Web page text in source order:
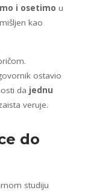
i osetimo u
kao
ostavio
da jednu
veruje.
do
studiju